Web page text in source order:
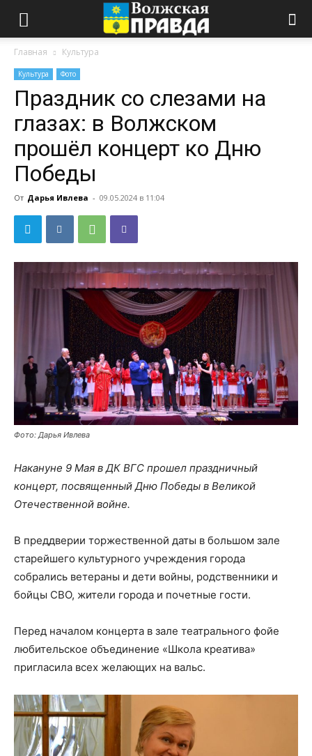
Главная Культура
Культура Фото
Праздник со слезами на
глазах: в Волжском
прошёл концерт ко Дню
Победы
От Дарья Ивлева - 09.05.2024 в 11:04
Фото: Дарья Ивлева
Накануне 9 Мая в ДК ВГС прошел праздничный
концерт, посвященный Дню Победы в Великой
Отечественной войне.
В преддверии торжественной даты в большом зале
старейшего культурного учреждения города
собрались ветераны и дети войны, родственники и
бойцы СВО, жители города и почетные гости.
Перед началом концерта в зале театрального фойе
любительское объединение «Школа креатива»
пригласила всех желающих на вальс.